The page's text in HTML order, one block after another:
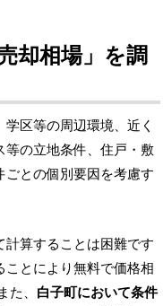
却相場」を調
区等の周辺環境、近く
等の立地条件、住戸・敷
との個別要因を考慮す
算することは困難です
ことにより無料で価格相
、 白子町において条件